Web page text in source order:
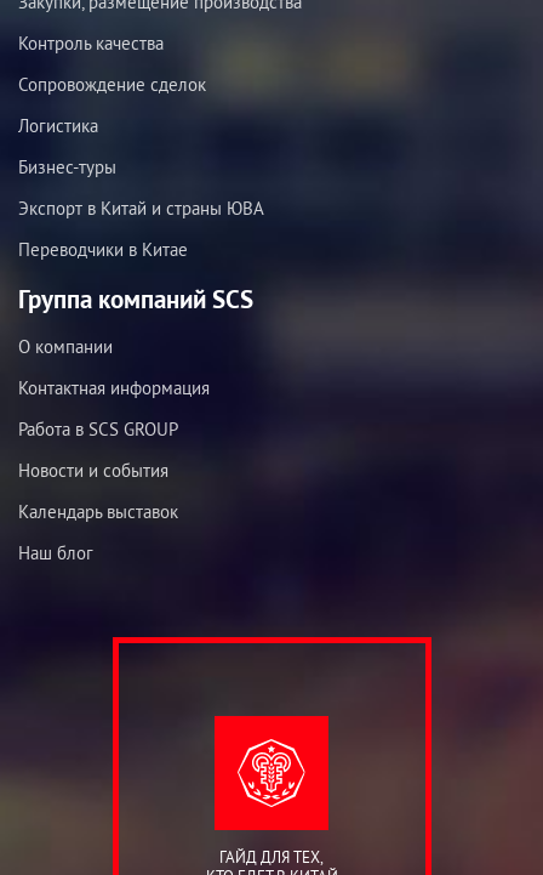
Контроль качества
Сопровождение сделок
Логистика
Бизнес-туры
Экспорт в Китай и страны ЮВА
Переводчики в Китае
Группа компаний SCS
О компании
Контактная информация
Работа в SCS GROUP
Новости и события
Календарь выставок
Наш блог
ГАЙД ДЛЯ ТЕХ,